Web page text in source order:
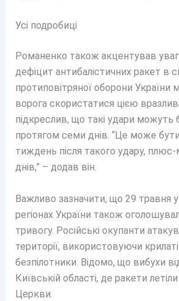
Усі подробиці
Романенко також акцентував
дефіцит антибалістичних ракет в
протиповітряної оборони України
ворога скористатися цією
підкреслив, що такі удари можуть
протягом семи днів. “Це може
тиждень після такого удару, плюс-
днів,” – додав він.
Важливо зазначити, що 29 травня у
регіонах України також
тривогу. Російські окупанти
території, використовуючи
безпілотники. Відомо, що вибухи
Київській області, де ракети летіли
Церкви.